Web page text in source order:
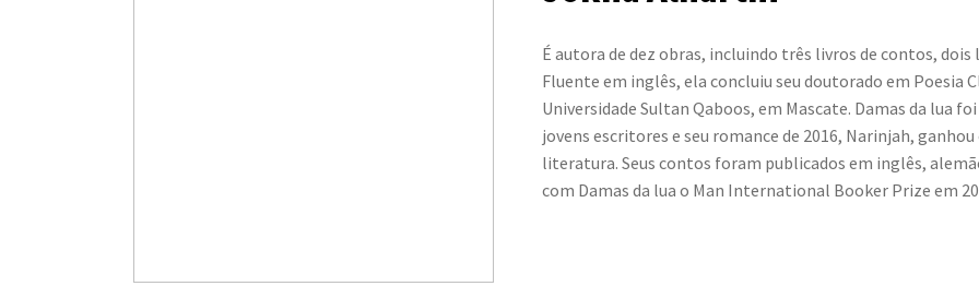
É autora de dez obras, incluindo três livros de contos,
Fluente em inglês, ela concluiu seu doutorado em Poesia
Universidade Sultan Qaboos, em Mascate. Damas da lua
jovens escritores e seu romance de 2016, Narinjah,
literatura. Seus contos foram publicados em inglês,
com Damas da lua o Man International Booker Prize em